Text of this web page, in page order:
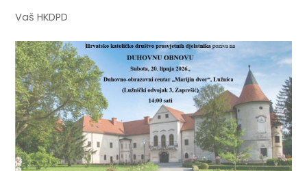
Vaš HKDPD